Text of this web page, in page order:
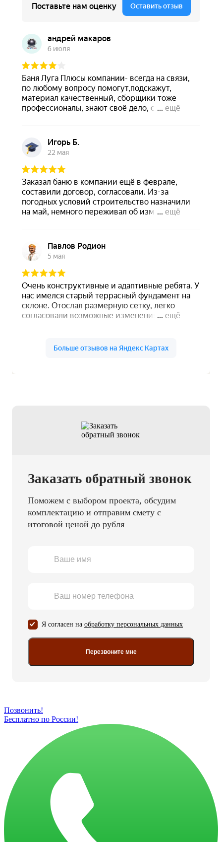
Заказать обратный звонок
Поможем с выбором проекта, обсудим
комплектацию и отправим смету с
итоговой ценой до рубля
Я согласен на обработку персональных данных
Перезвоните мне
Позвонить!
Бесплатно по России!